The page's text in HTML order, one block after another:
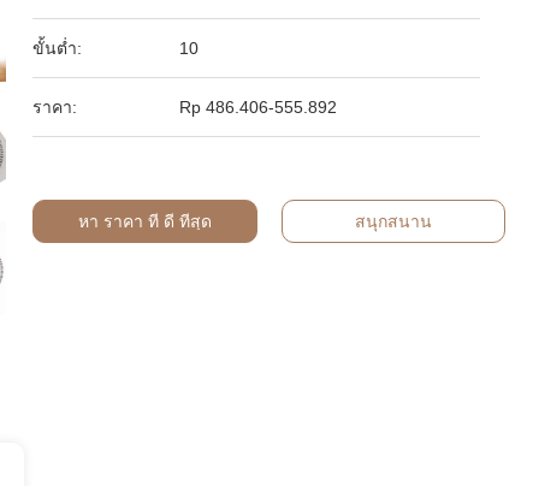
ขั้นต่ำ: 10
ราคา: Rp 486.406-555.892
หา ราคา ที่ ดี ที่สุด สนุกสนาน